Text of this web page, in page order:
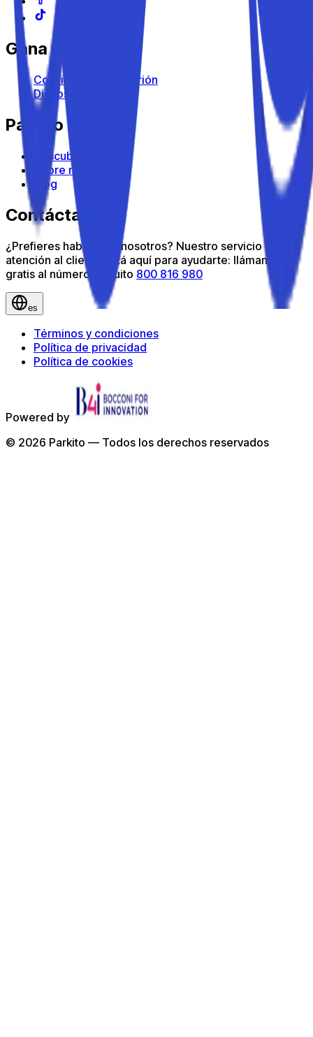
Gana con Parkito
Conviértete en anfitrión
Dispositivos
Parkito
Descubre Parkito
Sobre nosotros
Blog
Contáctanos
¿Prefieres hablar con nosotros? Nuestro servicio de
atención al cliente está aquí para ayudarte: llámanos
gratis al número gratuito 800 816 980
es
Términos y condiciones
Política de privacidad
Política de cookies
Powered by
© 2026 Parkito — Todos los derechos reservados